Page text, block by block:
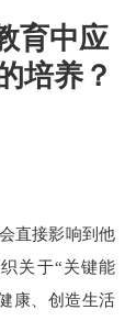
育中应
培养？
直接影响到他
关于“关键能
康、创造生活